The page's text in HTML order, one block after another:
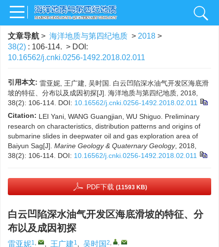
文章导航 > 海洋地质与第四纪地质 > 2018 >
38(2) : 106-114. > DOI:
10.16562/j.cnki.0256-1492.2018.02.011
引用本文: 雷亚妮, 王广建, 吴时国. 白云凹陷深水油气开发区海底滑
坡的特征、分布以及成因初探[J]. 海洋地质与第四纪地质, 2018,
38(2): 106-114. DOI: 10.16562/j.cnki.0256-1492.2018.02.011
Citation: LEI Yani, WANG Guangjian, WU Shiguo. Preliminary
research on characteristics, distribution patterns and origins of
submarine slides in deepwater oil and gas exploration area of
Baiyun Sag[J]. Marine Geology & Quaternary Geology, 2018,
38(2): 106-114. DOI: 10.16562/j.cnki.0256-1492.2018.02.011
PDF下载 (11593 KB)
白云凹陷深水油气开发区海底滑坡的特征、分
布以及成因初探
雷亚妮1, , 王广建1, 吴时国 2, ,